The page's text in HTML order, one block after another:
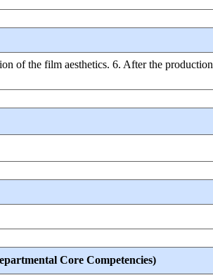
of the film aesthetics. 6. After the production
Core Competencies)